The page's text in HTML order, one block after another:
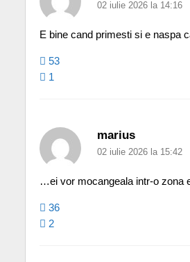
02 iulie 2026 la 14:16
E bine cand primesti si e naspa
53
1
marius
02 iulie 2026 la 15:42
…ei vor mocangeala intr-o zona
36
2